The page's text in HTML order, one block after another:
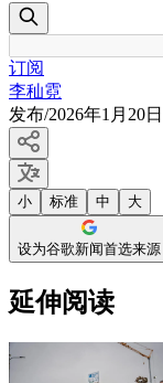
订阅
李秈霓
发布/2026年1月20
小 标准 中 大
设为谷歌新闻首选来源
延伸阅读